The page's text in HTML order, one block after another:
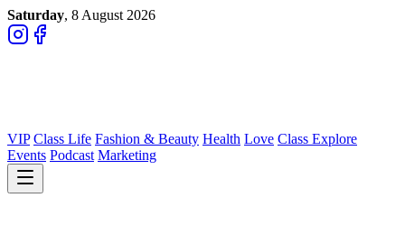
Saturday, 8 August 2026
VIP Class Life Fashion & Beauty Health Love Class Explore
Events Podcast Marketing